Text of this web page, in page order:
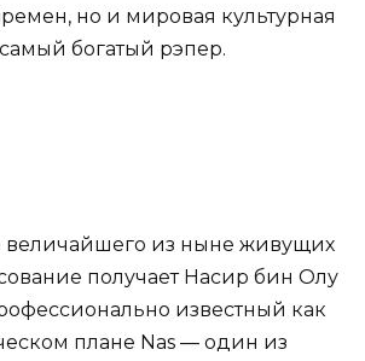
но и мировая культурная
богатый рэпер.
величайшего из ныне живущих
получает Насир бин Олу
известный как
плане Nas — один из